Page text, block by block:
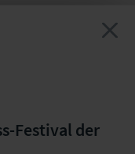
Festival der